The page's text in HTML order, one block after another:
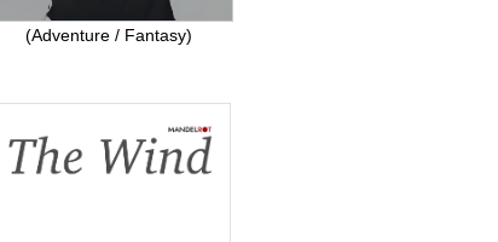
(Adventure / Fantasy)